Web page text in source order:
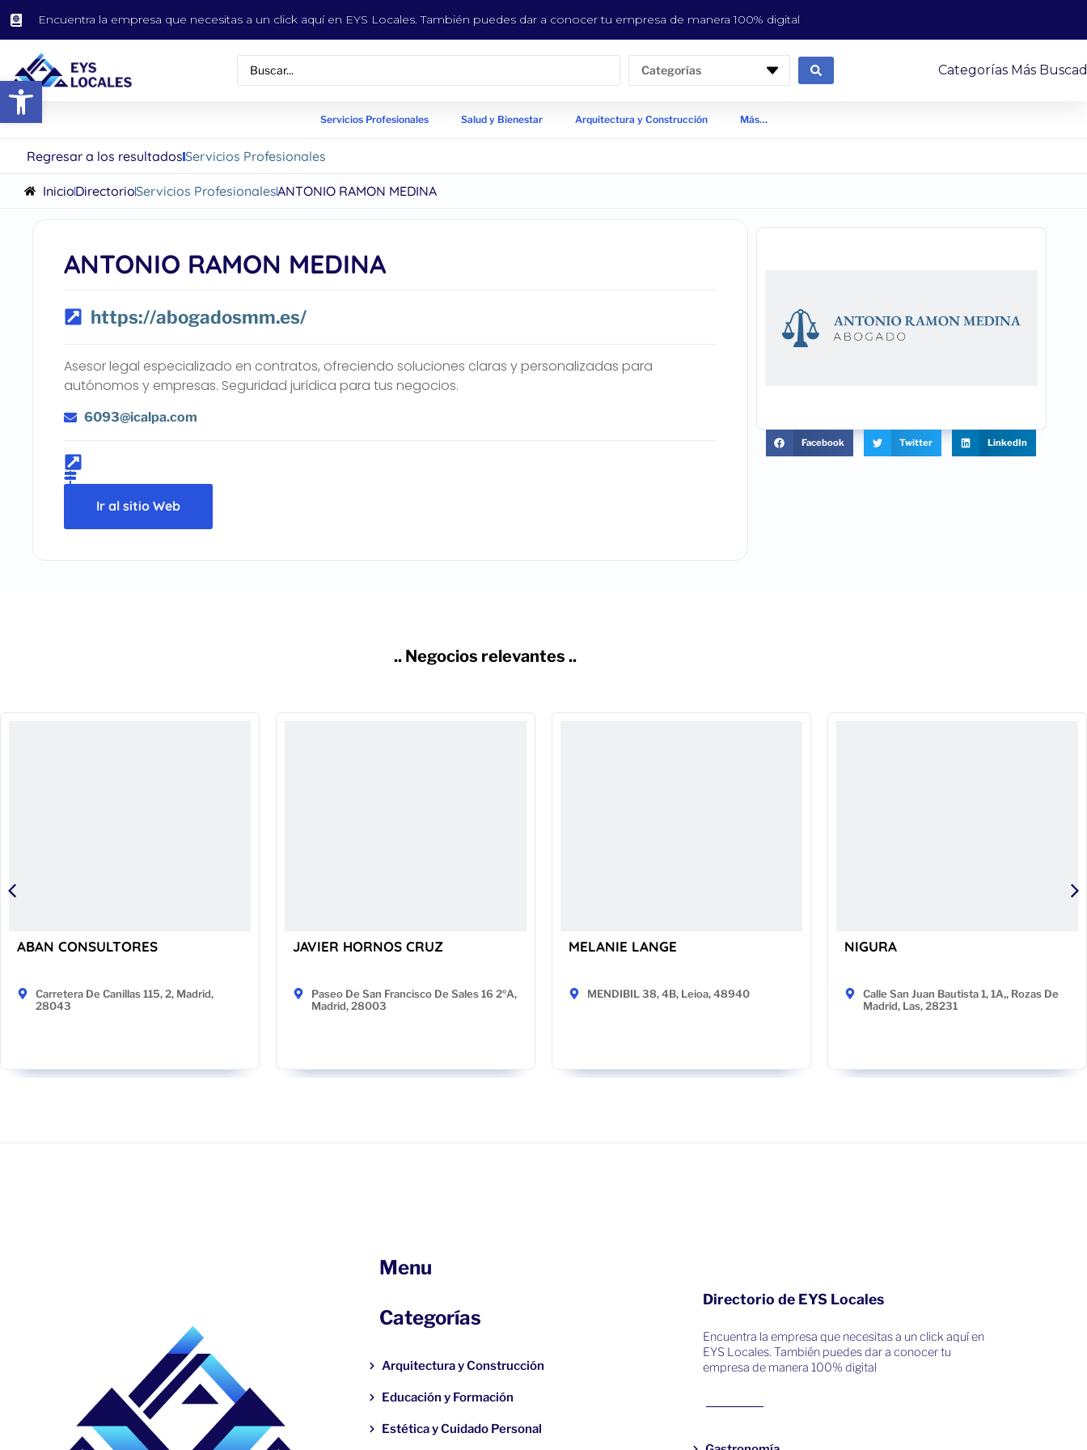
Abrir barra de herramientas
Encuentra la empresa que necesitas a un click aquí en EYS Locales. También puedes dar a conocer tu empresa de manera 100% digital
Categorías Categorías Más
Servicios Profesionales Salud y Bienestar Arquitectura y Construcción Más…
Regresar a los resultadosServicios Profesionales
InicioDirectorioServicios ProfesionalesANTONIO RAMON MEDINA
ANTONIO RAMON MEDINA
https://abogadosmm.es/
Asesor legal especializado en contratos, ofreciendo soluciones claras y personalizadas para
autónomos y empresas. Seguridad jurídica para tus negocios.
6093@icalpa.com
Ir al sitio Web
Facebook Twitter LinkedIn
.. Negocios relevantes ..
ABAN CONSULTORES
Carretera De Canillas 115, 2, Madrid,
28043
JAVIER HORNOS CRUZ
Paseo De San Francisco De Sales 16 2ºA,
Madrid, 28003
MELANIE LANGE
MENDIBIL 38, 4B, Leioa, 48940
NIGURA
Calle San Juan Bautista 1, 1A,, Rozas De
Madrid, Las, 28231
Menu
Categorías
Arquitectura y Construcción
Educación y Formación
Estética y Cuidado Personal
Directorio de EYS Locales
Encuentra la empresa que necesitas a un click aquí en
EYS Locales. También puedes dar a conocer tu
empresa de manera 100% digital